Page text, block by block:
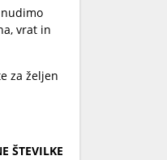
vrat in
za željen
ŠTEVILKE